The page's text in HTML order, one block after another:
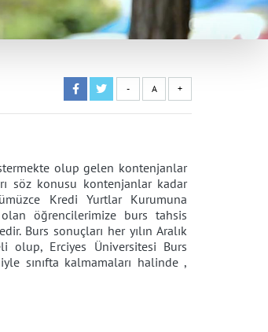
- A +
olup gelen kontenjanlar
söz konusu kontenjanlar kadar
Kredi Yurtlar Kurumuna
öğrencilerimize burs tahsis
Burs sonuçları her yılın Aralık
olup, Erciyes Üniversitesi Burs
sınıfta kalmamaları halinde ,